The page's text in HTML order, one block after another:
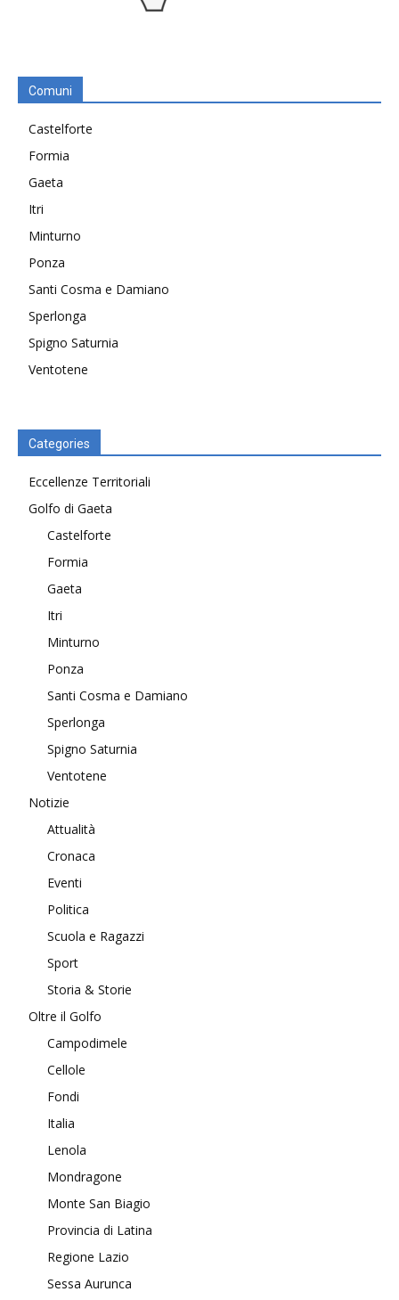
Comuni
Castelforte
Formia
Gaeta
Itri
Minturno
Ponza
Santi Cosma e Damiano
Sperlonga
Spigno Saturnia
Ventotene
Categories
Eccellenze Territoriali
Golfo di Gaeta
Castelforte
Formia
Gaeta
Itri
Minturno
Ponza
Santi Cosma e Damiano
Sperlonga
Spigno Saturnia
Ventotene
Notizie
Attualità
Cronaca
Eventi
Politica
Scuola e Ragazzi
Sport
Storia & Storie
Oltre il Golfo
Campodimele
Cellole
Fondi
Italia
Lenola
Mondragone
Monte San Biagio
Provincia di Latina
Regione Lazio
Sessa Aurunca